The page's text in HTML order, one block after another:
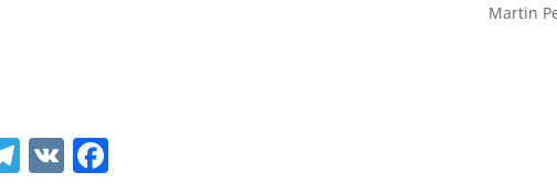
Martin
T V